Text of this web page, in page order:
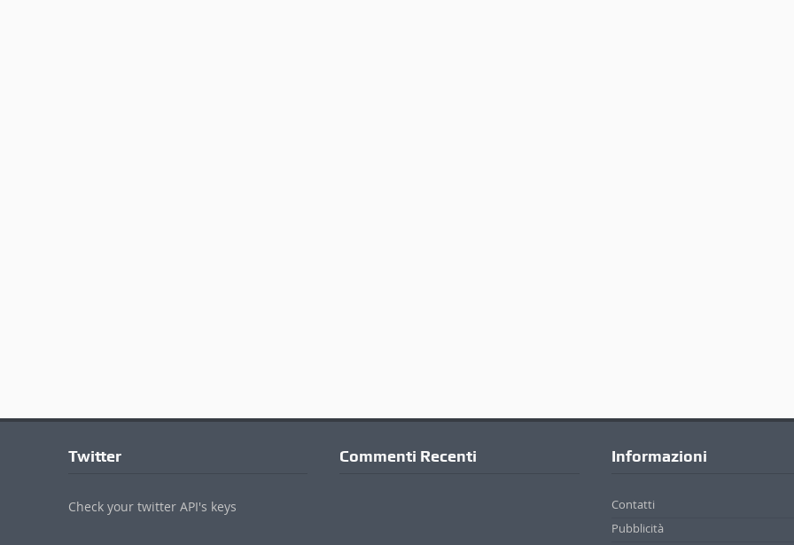
Twitter
Check your twitter API's keys
Commenti Recenti Informazioni
Contatti
Pubblicità